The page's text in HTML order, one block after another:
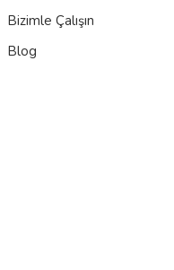
Bizimle Çalışın
Blog